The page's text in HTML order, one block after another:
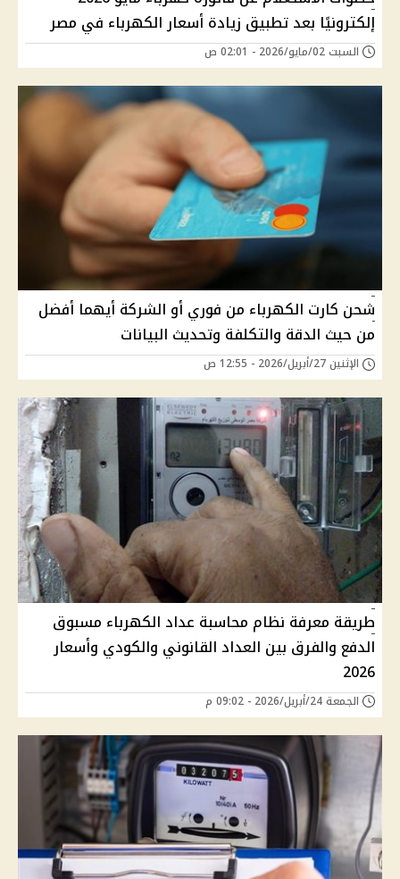
إلكترونيًا بعد تطبيق زيادة أسعار الكهرباء في مصر
السبت 02/مايو/2026 - 02:01 ص
شحن كارت الكهرباء من فوري أو الشركة أيهما أفضل
من حيث الدقة والتكلفة وتحديث البيانات
الإثنين 27/أبريل/2026 - 12:55 ص
طريقة معرفة نظام محاسبة عداد الكهرباء مسبوق
الدفع والفرق بين العداد القانوني والكودي وأسعار
2026
الجمعة 24/أبريل/2026 - 09:02 م